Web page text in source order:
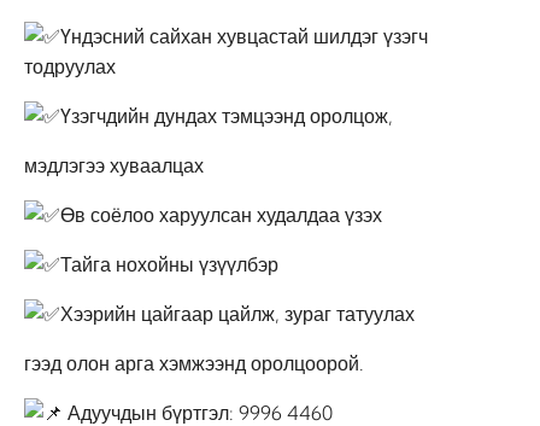
Үндэсний сайхан хувцастай шилдэг үзэгч
тодруулах
Үзэгчдийн дундах тэмцээнд оролцож,
мэдлэгээ хуваалцах
Өв соёлоо харуулсан худалдаа үзэх
Тайга нохойны үзүүлбэр
Хээрийн цайгаар цайлж, зураг татуулах
гээд олон арга хэмжээнд оролцоорой.
Адуучдын бүртгэл: 9996 4460